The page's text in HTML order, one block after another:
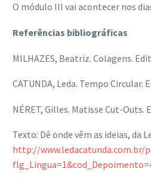
O módulo III vai acontecer nos
Referências bibliográficas
MILHAZES, Beatriz. Colagens.
CATUNDA, Leda. Tempo Circular.
NÉRET, Gilles. Matisse Cut-Outs.
Texto: Dê onde vêm as ideias, da
http://www.ledacatunda.com.br/